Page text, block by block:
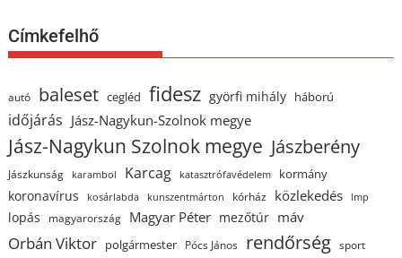
Címkefelhő
autó baleset cegléd fidesz györfi mihály háború
időjárás Jász-Nagykun-Szolnok megye
Jász-Nagykun Szolnok megye Jászberény
Jászkunság karambol Karcag katasztrófavédelem kormány
koronavírus kosárlabda kunszentmárton kórház közlekedés lmp
lopás magyarország Magyar Péter mezőtúr máv
Orbán Viktor polgármester Pócs János rendőrség sport